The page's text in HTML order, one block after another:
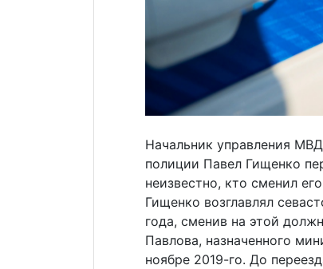
Начальник управления
полиции Павел Гищенко
неизвестно, кто сменил
Гищенко возглавлял
года, сменив на этой
Павлова, назначенного
ноябре 2019-го. До